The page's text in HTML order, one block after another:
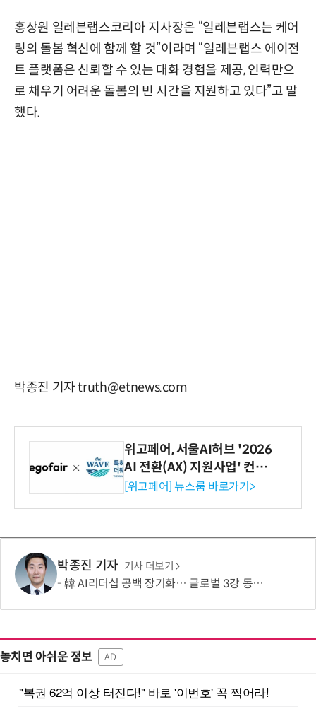
홍상원 일레븐랩스코리아 지사장은 “일레븐랩스는 케어
링의 돌봄 혁신에 함께 할 것”이라며 “일레븐랩스 에이전
트 플랫폼은 신뢰할 수 있는 대화 경험을 제공, 인력만으
로 채우기 어려운 돌봄의 빈 시간을 지원하고 있다”고 말
했다.
박종진 기자 truth@etnews.com
위고페어, 서울AI허브 '2026
AI 전환(AX) 지원사업' 컨소
시엄 선정
[위고페어] 뉴스룸 바로가기>
박종진 기자 기사 더보기
韓 AI리더십 공백 장기화… 글로벌 3강 동력 꺼져간다
놓치면 아쉬운 정보 AD